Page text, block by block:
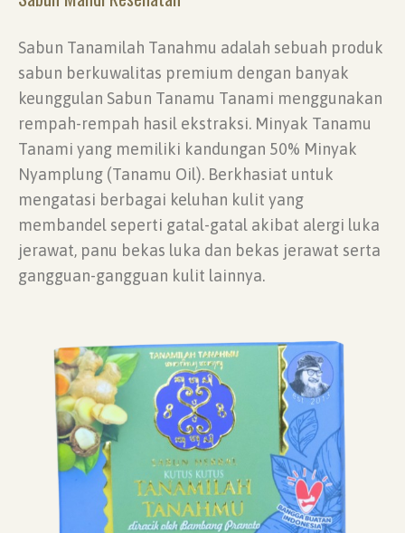
Sabun Tanamilah Tanahmu adalah sebuah produk
sabun berkuwalitas premium dengan banyak
keunggulan Sabun Tanamu Tanami menggunakan
rempah-rempah hasil ekstraksi. Minyak Tanamu
Tanami yang memiliki kandungan 50% Minyak
Nyamplung (Tanamu Oil). Berkhasiat untuk
mengatasi berbagai keluhan kulit yang
membandel seperti gatal-gatal akibat alergi luka
jerawat, panu bekas luka dan bekas jerawat serta
gangguan-gangguan kulit lainnya.